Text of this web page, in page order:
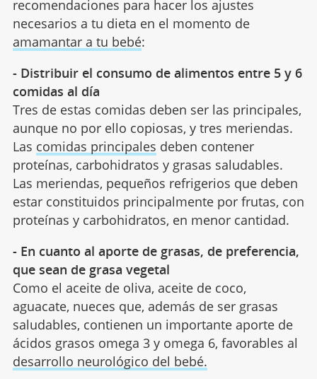
recomendaciones para hacer los ajustes
necesarios a tu dieta en el momento de
amamantar a tu bebé:
- Distribuir el consumo de alimentos entre 5 y 6
comidas al día
Tres de estas comidas deben ser las principales,
aunque no por ello copiosas, y tres meriendas.
Las comidas principales deben contener
proteínas, carbohidratos y grasas saludables.
Las meriendas, pequeños refrigerios que deben
estar constituidos principalmente por frutas, con
proteínas y carbohidratos, en menor cantidad.
- En cuanto al aporte de grasas, de preferencia,
que sean de grasa vegetal
Como el aceite de oliva, aceite de coco,
aguacate, nueces que, además de ser grasas
saludables, contienen un importante aporte de
ácidos grasos omega 3 y omega 6, favorables al
desarrollo neurológico del bebé.